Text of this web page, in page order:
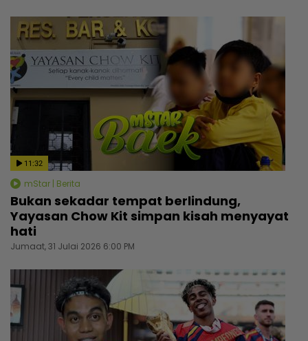
11:32
mStar | Berita
Bukan sekadar tempat berlindung,
Yayasan Chow Kit simpan kisah menyayat
hati
Jumaat, 31 Julai 2026 6:00 PM